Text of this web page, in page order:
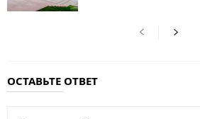
ОСТАВЬТЕ ОТВЕТ